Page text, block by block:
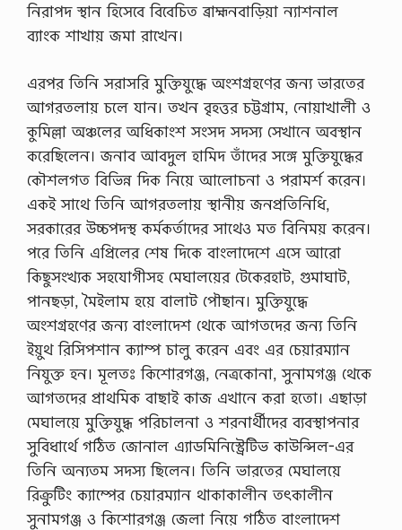
নিরাপদ স্থান হিসেবে বিবেচিত ব্রাহ্মনবাড়িয়া ন্যাশনাল
ব্যাংক শাখায় জমা রাখেন।
এরপর তিনি সরাসরি মুক্তিযুদ্ধে অংশগ্রহণের জন্য ভারতের
আগরতলায় চলে যান। তখন বৃহত্তর চট্টগ্রাম, নোয়াখালী ও
কুমিল্লা অঞ্চলের অধিকাংশ সংসদ সদস্য সেখানে অবস্থান
করেছিলেন। জনাব আবদুল হামিদ তাঁদের সঙ্গে মুক্তিযুদ্ধের
কৌশলগত বিভিন্ন দিক নিয়ে আলোচনা ও পরামর্শ করেন।
একই সাথে তিনি আগরতলায় স্থানীয় জনপ্রতিনিধি,
সরকারের উচ্চপদস্থ কর্মকর্তাদের সাথেও মত বিনিময় করেন।
পরে তিনি এপ্রিলের শেষ দিকে বাংলাদেশে এসে আরো
কিছুসংখ্যক সহযোগীসহ মেঘালয়ের টেকেরহাট, গুমাঘাট,
পানছড়া, মৈইলাম হয়ে বালাট পৌছান। মুক্তিযুদ্ধে
অংশগ্রহণের জন্য বাংলাদেশ থেকে আগতদের জন্য তিনি
ইয়ুথ রিসিপশান ক্যাম্প চালু করেন এবং এর চেয়ারম্যান
নিযুক্ত হন। মূলতঃ কিশোরগঞ্জ, নেত্রকোনা, সুনামগঞ্জ থেকে
আগতদের প্রাথমিক বাছাই কাজ এখানে করা হতো। এছাড়া
মেঘালয়ে মুক্তিযুদ্ধ পরিচালনা ও শরনার্থীদের ব্যবস্থাপনার
সুবিধার্থে গঠিত জোনাল এ্যাডমিনিস্ট্রেটিভ কাউন্সিল-এর
তিনি অন্যতম সদস্য ছিলেন। তিনি ভারতের মেঘালয়ে
রিক্রুটিং ক্যাম্পের চেয়ারম্যান থাকাকালীন তৎকালীন
সুনামগঞ্জ ও কিশোরগঞ্জ জেলা নিয়ে গঠিত বাংলাদেশ